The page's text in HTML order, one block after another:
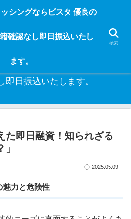
タなら24時間365日 在籍確認なしで借りれる
％！仕事をしている人ならブラックでも給料
融資で借りられるから安心！
グならビスタ 優良の即日融資
即日振込いたします。
た即日融資！知られざる
2025.05.09
魅力と危険性
シングならビスタ 優良の
確認なし即日振込いたし
ます。
検索